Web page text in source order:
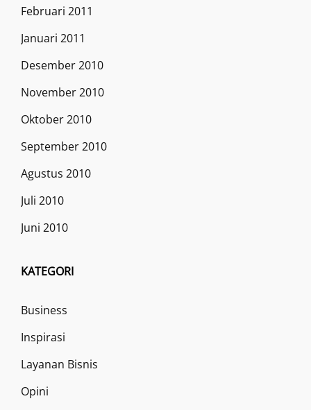
Februari 2011
Januari 2011
Desember 2010
November 2010
Oktober 2010
September 2010
Agustus 2010
Juli 2010
Juni 2010
KATEGORI
Business
Inspirasi
Layanan Bisnis
Opini